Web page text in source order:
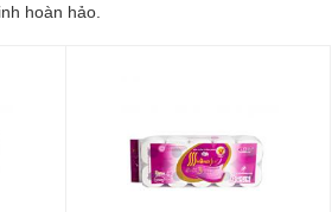
hoàn hảo.